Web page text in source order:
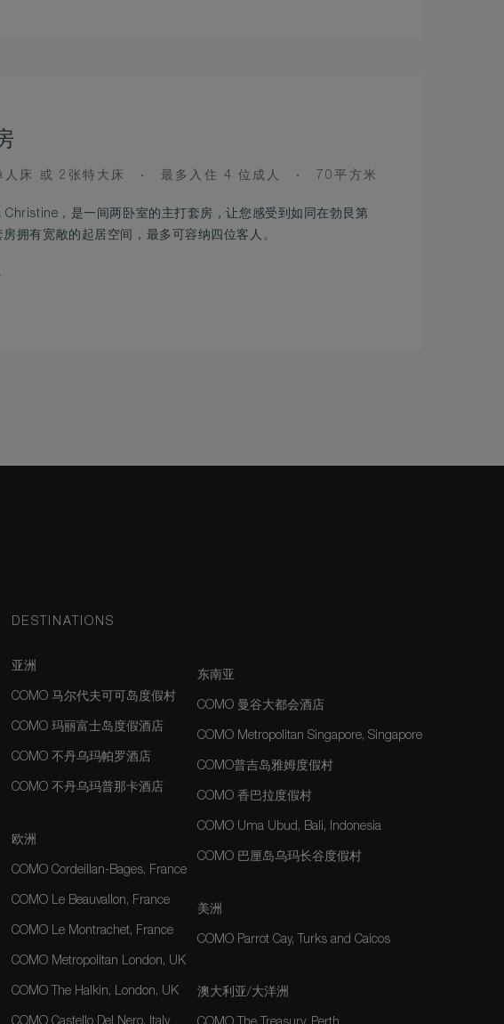
人床 或 2张特大床 OCCUPANCY
最多入住 4 位成人
ROOM
70平方米
Christine，是一间两卧室的主打套房，让您感受到如同在勃艮第
拥有宽敞的起居空间，最多可容纳四位客人。
DESTINATIONS
亚洲
COMO 马尔代夫可可岛度假村
COMO 玛丽富士岛度假酒店
COMO 不丹乌玛帕罗酒店
COMO 不丹乌玛普那卡酒店
欧洲
COMO Cordeillan-Bages, France
COMO Le Beauvallon, France
COMO Le Montrachet, France
COMO Metropolitan London, UK
COMO The Halkin, London, UK
东南亚
COMO 曼谷大都会酒店
COMO Metropolitan Singapore, Singapore
COMO普吉岛雅姆度假村
COMO 香巴拉度假村
COMO Uma Ubud, Bali, Indonesia
COMO 巴厘岛乌玛长谷度假村
美洲
COMO Parrot Cay, Turks and Caicos
澳大利亚/大洋洲